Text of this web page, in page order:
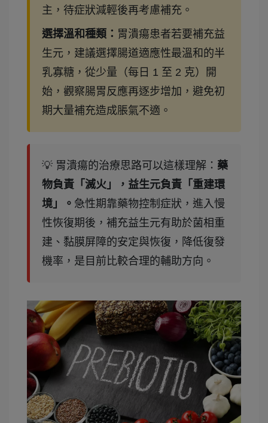
主，待症狀減輕後再考慮補充。
選擇溫和種類： 胃潰瘍患者若要補充益
生元，建議選擇腸道適應性最溫和的半
乳寡糖，從少量（每日 1 至 2 克）開
始，觀察腸胃反應再逐步增加，避免初
期大量補充造成脹氣不適。
💡 胃潰瘍的治療思路可以這樣理解： 藥
物負責「滅火」，益生元負責「重建環
境」。 急性期靠藥物控制症狀，進入慢
性恢復期後，補充益生元有助於菌相重
建、黏膜屏障的安定與恢復，降低復發
機率，是目前比較合理的輔助方向。